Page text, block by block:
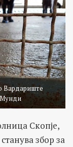
Вардариште
Мунди
Скопје,
збор за